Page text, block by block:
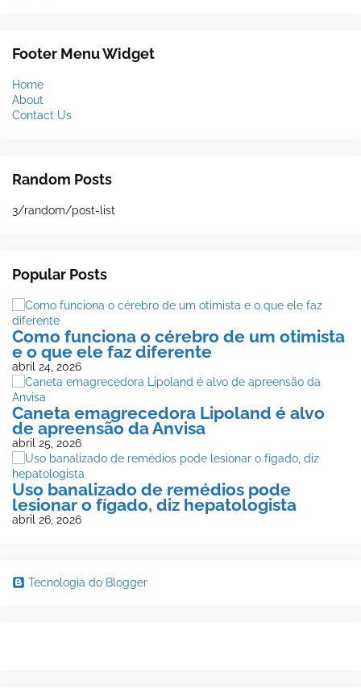
Footer Menu Widget
Home
About
Contact Us
Random Posts
3/random/post-list
Popular Posts
Como funciona o cérebro de um otimista
e o que ele faz diferente
abril 24, 2026
Caneta emagrecedora Lipoland é alvo
de apreensão da Anvisa
abril 25, 2026
Uso banalizado de remédios pode
lesionar o fígado, diz hepatologista
abril 26, 2026
Tecnologia do Blogger